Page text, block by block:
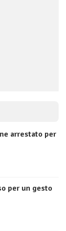
arrestato per
per un gesto